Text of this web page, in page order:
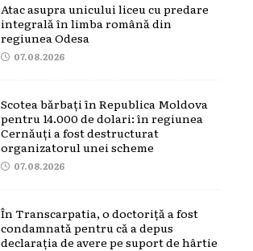
Atac asupra unicului liceu cu predare
integrală în limba română din
regiunea Odesa
07.08.2026
Scotea bărbați în Republica Moldova
pentru 14.000 de dolari: în regiunea
Cernăuți a fost destructurat
organizatorul unei scheme
07.08.2026
În Transcarpatia, o doctoriță a fost
condamnată pentru că a depus
declarația de avere pe suport de hârtie